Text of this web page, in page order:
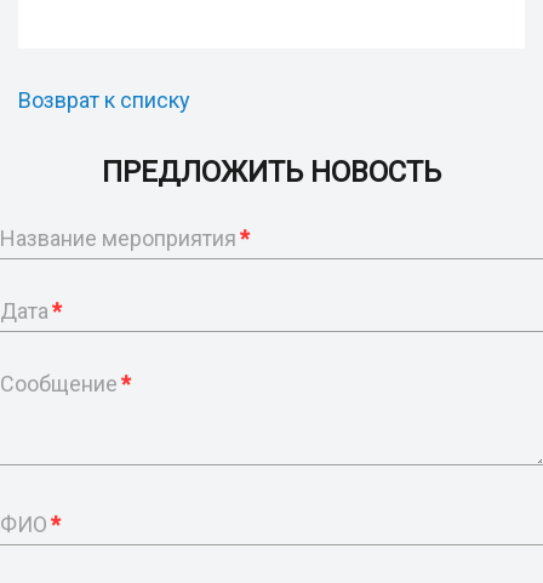
Возврат к списку
ПРЕДЛОЖИТЬ НОВОСТЬ
Название мероприятия*
Дата*
Сообщение*
ФИО*